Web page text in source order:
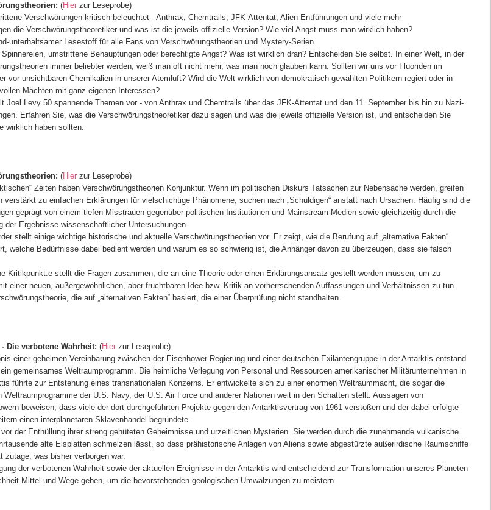
(Hierzur Leseprobe)
Verschwörungen kritisch beleuchtet - Anthrax, Chemtrails, JFK-Attentat, Alien-Entführungen und viele mehr
die Verschwörungstheoretiker und was ist die jeweils offizielle Version? Wie viel Angst muss man wirklich haben?
unterhaltsamer Lesestoff für alle Fans von Verschwörungstheorien und Mystery-Serien
Spinnereien, umstrittene Behauptungen oder berechtigte Angst? Was ist wirklich dran? Entscheiden Sie selbst. In einer Welt, in der
immer beliebter werden, weiß man oft nicht mehr, was man noch glauben kann. Sollten wir uns vor Fluoriden im
vor unsichtbaren Chemikalien in unserer Atemluft? Wird die Welt wirklich von demokratisch gewählten Politikern regiert oder in
Mächten mit ganz eigenen Interessen?
Joel Levy 50 spannende Themen vor - von Anthrax und Chemtrails über das JFK-Attentat und den 11. September bis hin zu Nazi-
Erfahren Sie, was die Verschwörungstheoretiker dazu sagen und was die jeweils offizielle Version ist, und entscheiden Sie
wirklich haben sollten.
(Hierzur Leseprobe)
Zeiten haben Verschwörungstheorien Konjunktur. Wenn im politischen Diskurs Tatsachen zur Nebensache werden, greifen
verstärkt zu einfachen Erklärungen für vielschichtige Phänomene, suchen nach „Schuldigen“ anstatt nach Ursachen. Häufig sind die
geprägt von einem tiefen Misstrauen gegenüber politischen Institutionen und Mainstream-Medien sowie gleichzeitig durch die
der Ergebnisse wissenschaftlicher Untersuchungen.
stellt einige wichtige historische und aktuelle Verschwörungstheorien vor. Er zeigt, wie die Berufung auf „alternative Fakten“
welche Bedürfnisse dabei bedient werden und warum es so schwierig ist, die Anhänger davon zu überzeugen, dass sie falsch
Kritikpunkt.e stellt die Fragen zusammen, die an eine Theorie oder einen Erklärungsansatz gestellt werden müssen, um zu
einer neuen, außergewöhnlichen, aber fruchtbaren Idee bzw. Kritik an vorherrschenden Auffassungen und Verhältnissen zu tun
die auf „alternativen Fakten“ basiert, die einer Überprüfung nicht standhalten.
Die verbotene Wahrheit: (Hierzur Leseprobe)
einer geheimen Vereinbarung zwischen der Eisenhower-Regierung und einer deutschen Exilantengruppe in der Antarktis entstand
gemeinsames Weltraumprogramm. Die heimliche Verlegung von Personal und Ressourcen amerikanischer Militärunternehmen in
führte zur Entstehung eines transnationalen Konzerns. Er entwickelte sich zu einer enormen Weltraummacht, die sogar die
Weltraumprogramme der U.S. Navy, der U.S. Air Force und anderer Nationen weit in den Schatten stellt. Aussagen von
beweisen, dass viele der dort durchgeführten Projekte gegen den Antarktisvertrag von 1961 verstoßen und der dabei erfolgte
einen interplanetaren Sklavenhandel begründete.
der Enthüllung ihrer streng gehüteten Geheimnisse und urzeitlichen Mysterien. Sie werden durch die zunehmende vulkanische
alte Eisplatten schmelzen lässt, so dass prähistorische Anlagen von Aliens sowie abgestürzte außerirdische Raumschiffe
zutage, was bisher verborgen war.
der verbotenen Wahrheit sowie der aktuellen Ereignisse in der Antarktis wird entscheidend zur Transformation unseres Planeten
Mittel und Wege geben, um die bevorstehenden geologischen Umwälzungen zu meistern.